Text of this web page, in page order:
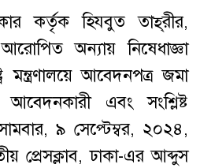
কর্তৃক হিযবুত তাহ্‌রীর,
অন্যায় নিষেধাজ্ঞা
মন্ত্রণালয়ে আবেদনপত্র জমা
আবেদনকারী এবং সংশ্লিষ্ট
৯ সেপ্টেম্বর, ২০২৪,
প্রেসক্লাব, ঢাকা-এর আব্দুস